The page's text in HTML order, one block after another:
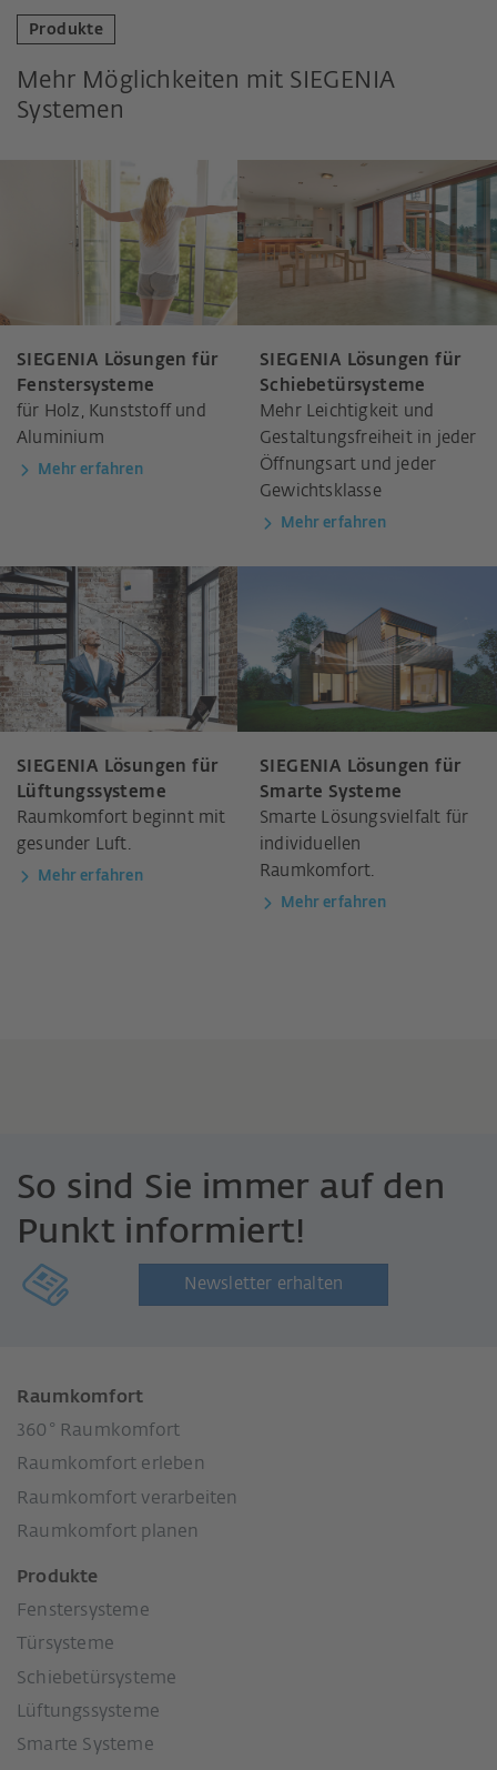
Produkte
Mehr Möglichkeiten mit SIEGENIA
Systemen
SIEGENIA Lösungen für
Fenstersysteme
für Holz, Kunststoff und
Aluminium
Mehr erfahren
SIEGENIA Lösungen für
Schiebetürsysteme
Mehr Leichtigkeit und
Gestaltungsfreiheit in jeder
Öffnungsart und jeder
Gewichtsklasse
Mehr erfahren
SIEGENIA Lösungen für
Lüftungssysteme
Raumkomfort beginnt mit
gesunder Luft.
Mehr erfahren
SIEGENIA Lösungen für
Smarte Systeme
Smarte Lösungsvielfalt für
individuellen
Raumkomfort.
Mehr erfahren
So sind Sie immer auf den
Punkt informiert!
Newsletter erhalten
Raumkomfort
360° Raumkomfort
Raumkomfort erleben
Raumkomfort verarbeiten
Raumkomfort planen
Produkte
Fenstersysteme
Türsysteme
Schiebetürsysteme
Lüftungssysteme
Smarte Systeme